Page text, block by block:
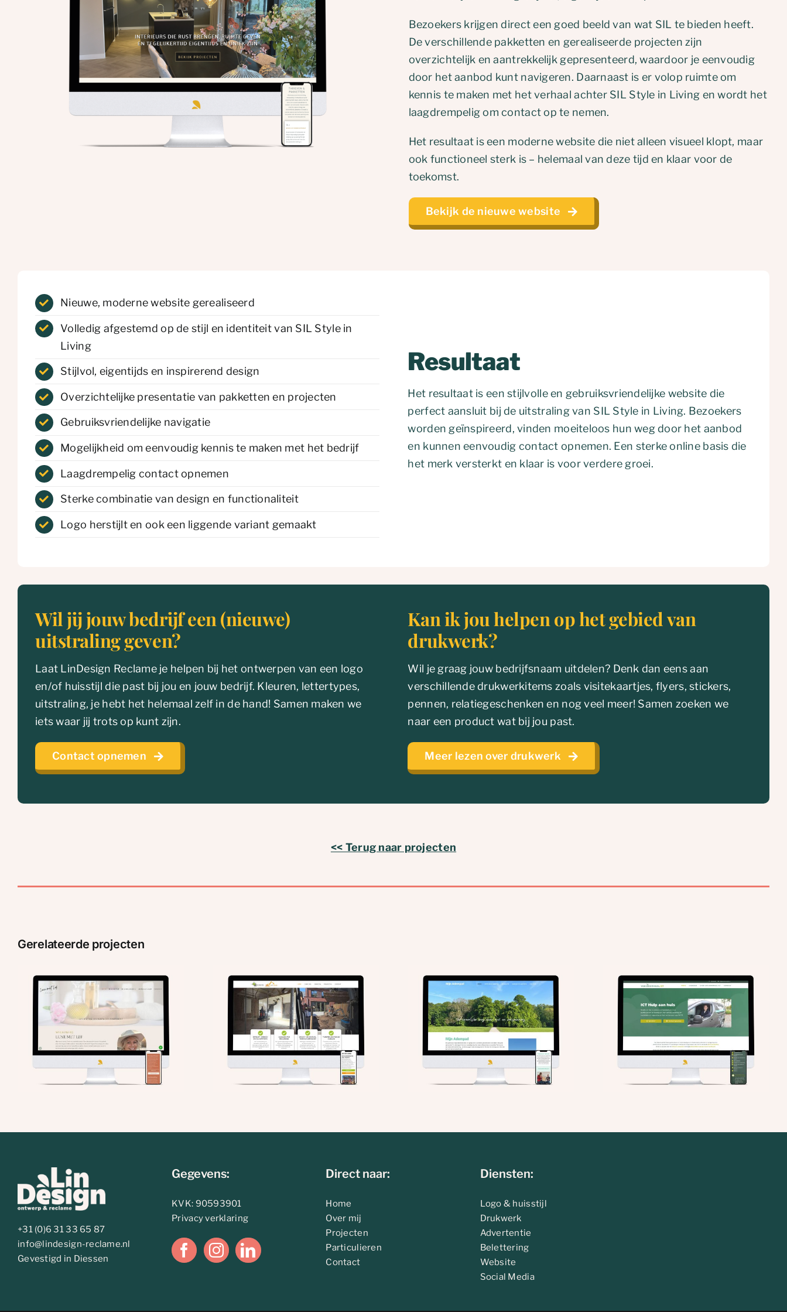
Bezoekers krijgen direct een goed beeld van wat SIL te bieden heeft.
De verschillende pakketten en gerealiseerde projecten zijn
overzichtelijk en aantrekkelijk gepresenteerd, waardoor je eenvoudig
door het aanbod kunt navigeren. Daarnaast is er volop ruimte om
kennis te maken met het verhaal achter SIL Style in Living en wordt het
laagdrempelig om contact op te nemen.
Het resultaat is een moderne website die niet alleen visueel klopt, maar
ook functioneel sterk is – helemaal van deze tijd en klaar voor de
toekomst.
Bekijk de nieuwe website
Nieuwe, moderne website gerealiseerd
Volledig afgestemd op de stijl en identiteit van SIL Style in
Living
Stijlvol, eigentijds en inspirerend design
Overzichtelijke presentatie van pakketten en projecten
Gebruiksvriendelijke navigatie
Mogelijkheid om eenvoudig kennis te maken met het bedrijf
Laagdrempelig contact opnemen
Sterke combinatie van design en functionaliteit
Logo herstijlt en ook een liggende variant gemaakt
Resultaat
Het resultaat is een stijlvolle en gebruiksvriendelijke website die
perfect aansluit bij de uitstraling van SIL Style in Living. Bezoekers
worden geïnspireerd, vinden moeiteloos hun weg door het aanbod
en kunnen eenvoudig contact opnemen. Een sterke online basis die
het merk versterkt en klaar is voor verdere groei.
Wil jij jouw bedrijf een (nieuwe)
uitstraling geven?
Laat LinDesign Reclame je helpen bij het ontwerpen van een logo
en/of huisstijl die past bij jou en jouw bedrijf. Kleuren, lettertypes,
uitstraling, je hebt het helemaal zelf in de hand! Samen maken we
iets waar jij trots op kunt zijn.
Contact opnemen
Kan ik jou helpen op het gebied van
drukwerk?
Wil je graag jouw bedrijfsnaam uitdelen? Denk dan eens aan
verschillende drukwerkitems zoals visitekaartjes, flyers, stickers,
pennen, relatiegeschenken en nog veel meer! Samen zoeken we
naar een product wat bij jou past.
Meer lezen over drukwerk
<< Terug naar projecten
Gerelateerde projecten
BVST: Nieuwe website en
drukwerk
Mijn Adempad: nieuwe
website
Van Doormaal ICT:
Nieuwe website
Luxe met Lef: Nieuwe
website en drukwerk
+31 (0)6 31 33 65 87
info@lindesign-reclame.nl
Gevestigd in Diessen
Gegevens:
KVK: 90593901
Privacy verklaring
Direct naar:
Home
Over mij
Projecten
Particulieren
Contact
Diensten:
Logo & huisstijl
Drukwerk
Advertentie
Belettering
Website
Social Media